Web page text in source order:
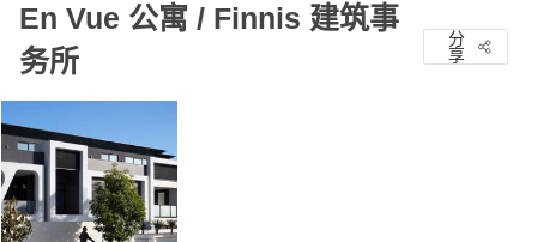
En Vue 公寓 / Finnis 建筑事
务所
分
享